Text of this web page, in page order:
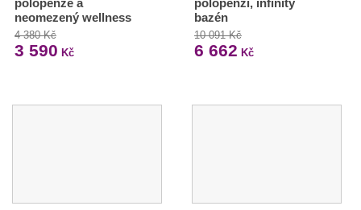
polopenze a
neomezený wellness
4 380 Kč
3 590 Kč
polopenzí, infinity
bazén
10 091 Kč
6 662 Kč